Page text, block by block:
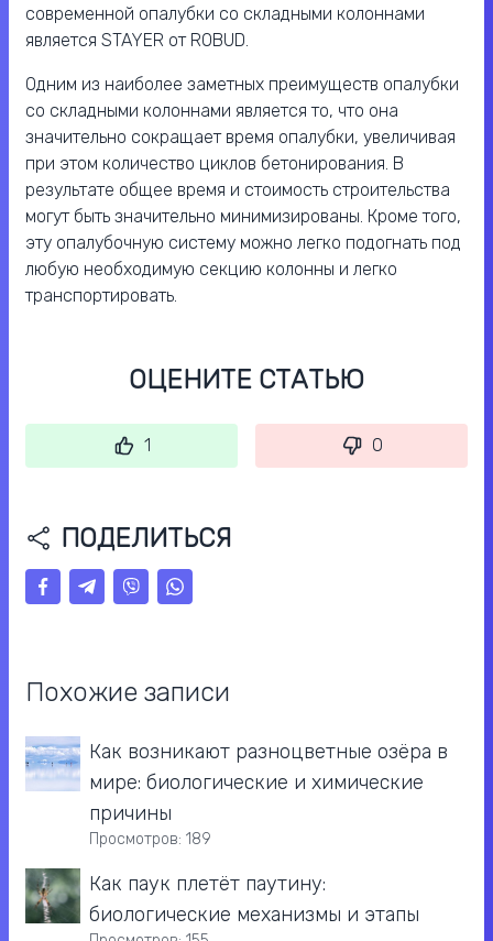
современной опалубки со складными колоннами
является STAYER от ROBUD.
Одним из наиболее заметных преимуществ опалубки
со складными колоннами является то, что она
значительно сокращает время опалубки, увеличивая
при этом количество циклов бетонирования. В
результате общее время и стоимость строительства
могут быть значительно минимизированы. Кроме того,
эту опалубочную систему можно легко подогнать под
любую необходимую секцию колонны и легко
транспортировать.
ОЦЕНИТЕ СТАТЬЮ
1 0
ПОДЕЛИТЬСЯ
Похожие записи
Как возникают разноцветные озёра в
мире: биологические и химические
причины
Просмотров: 189
Как паук плетёт паутину:
биологические механизмы и этапы